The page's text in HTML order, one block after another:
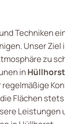
Techniken
Unser Ziel
zu
in Hüllhorst
Flächen stets
Leistungen